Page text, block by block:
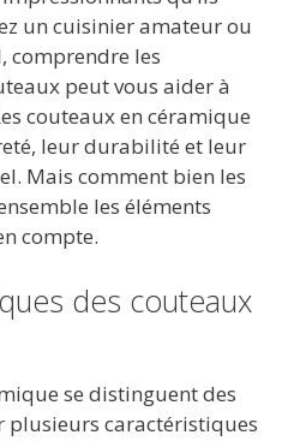
un cuisinier amateur ou
comprendre les
peut vous aider à
couteaux en céramique
leur durabilité et leur
Mais comment bien les
les éléments
compte.
des couteaux
se distinguent des
plusieurs caractéristiques